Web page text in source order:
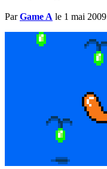
ParGame A le 1 mai 2009